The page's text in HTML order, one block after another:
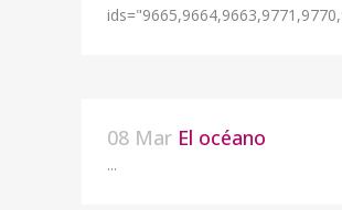
08 Mar El océano
...